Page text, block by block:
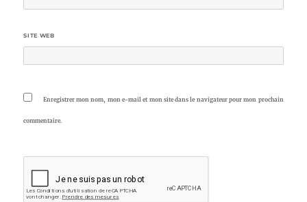
SITE WEB
Enregistrer mon nom, mon e-mail et mon site dans le navigateur pour mon prochain
commentaire.